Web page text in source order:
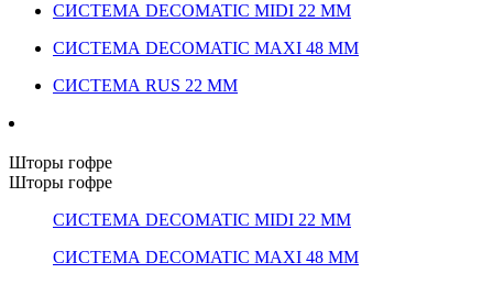
СИСТЕМА DECOMATIC MIDI 22 ММ
СИСТЕМА DECOMATIC MAXI 48 ММ
СИСТЕМА RUS 22 ММ
Шторы гофре
Шторы гофре
СИСТЕМА DECOMATIC MIDI 22 ММ
СИСТЕМА DECOMATIC MAXI 48 ММ